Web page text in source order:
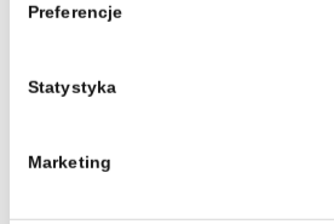
Preferencje
Statystyka
Marketing